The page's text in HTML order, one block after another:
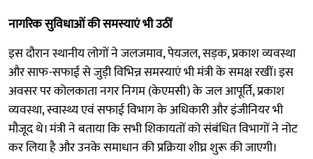
नागरिक सुविधाओं की समस्याएं भी उठीं
इस दौरान स्थानीय लोगों ने जलजमाव, पेयजल, सड़क, प्रकाश व्यवस्था
और साफ-सफाई से जुड़ी विभिन्न समस्याएं भी मंत्री के समक्ष रखीं। इस
अवसर पर कोलकाता नगर निगम (केएमसी) के जल आपूर्ति, प्रकाश
व्यवस्था, स्वास्थ्य एवं सफाई विभाग के अधिकारी और इंजीनियर भी
मौजूद थे। मंत्री ने बताया कि सभी शिकायतों को संबंधित विभागों ने नोट
कर लिया है और उनके समाधान की प्रक्रिया शीघ्र शुरू की जाएगी।